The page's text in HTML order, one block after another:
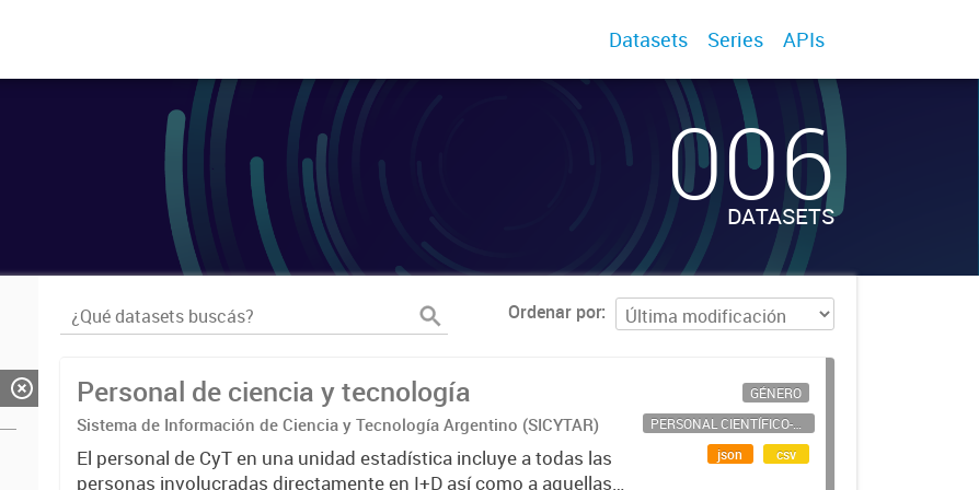
Datasets Series APIs
006
DATASETS
Ordenar por
Personal de ciencia y tecnología
Sistema de Información de Ciencia y Tecnología Argentino (SICYTAR)
El personal de CyT en una unidad estadística incluye a todas las
personas involucradas directamente en I+D así como a aquellas
GÉNERO
PERSONAL CIENTÍFICO-TECNOLÓGICO
json
csv